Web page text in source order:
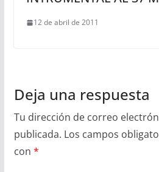
12 de abril de 2011
Deja una respuesta
Tu dirección de correo
publicada. Los campos
con *